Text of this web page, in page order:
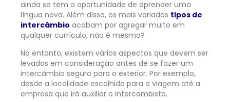
ainda se tem a oportunidade de aprender uma
língua nova. Além disso, os mais variados tipos de
intercâmbio acabam por agregar muito em
qualquer currículo, não é mesmo?
No entanto, existem vários aspectos que devem ser
levados em consideração antes de se fazer um
intercâmbio seguro para o exterior. Por exemplo,
desde a localidade escolhida para a viagem até a
empresa que irá auxiliar o intercambista.